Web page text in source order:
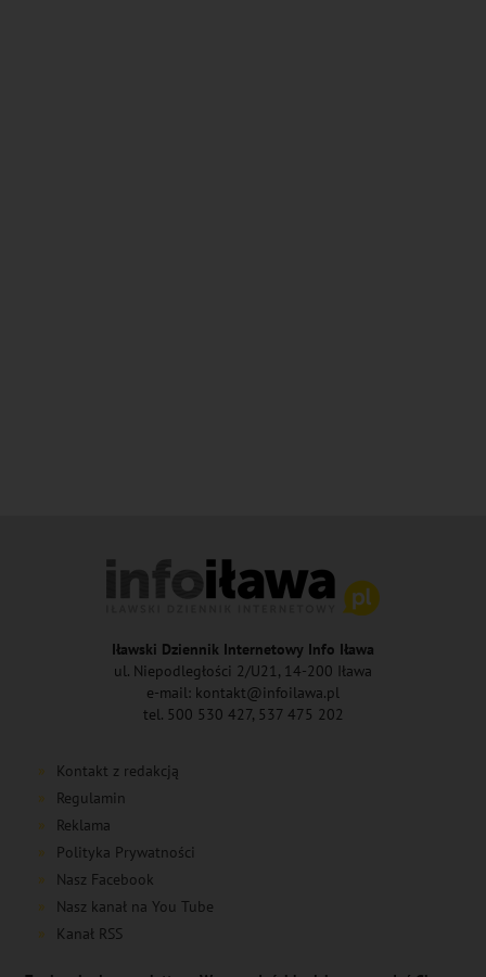
Iławski Dziennik Internetowy Info Iława
ul. Niepodległości 2/U21, 14-200 Iława
e-mail: kontakt@infoilawa.pl
tel. 500 530 427, 537 475 202
Kontakt z redakcją
Regulamin
Reklama
Polityka Prywatności
Nasz Facebook
Nasz kanał na You Tube
Kanał RSS